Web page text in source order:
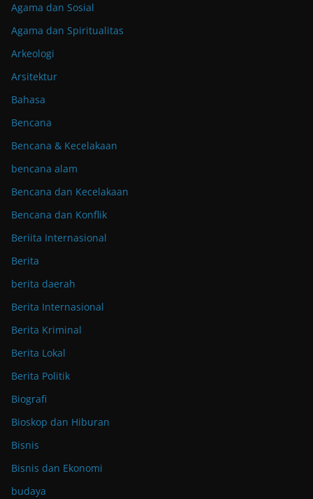
Agama dan Sosial
Agama dan Spiritualitas
Arkeologi
Arsitektur
Bahasa
Bencana
Bencana & Kecelakaan
bencana alam
Bencana dan Kecelakaan
Bencana dan Konflik
Beriita Internasional
Berita
berita daerah
Berita Internasional
Berita Kriminal
Berita Lokal
Berita Politik
Biografi
Bioskop dan Hiburan
Bisnis
Bisnis dan Ekonomi
budaya